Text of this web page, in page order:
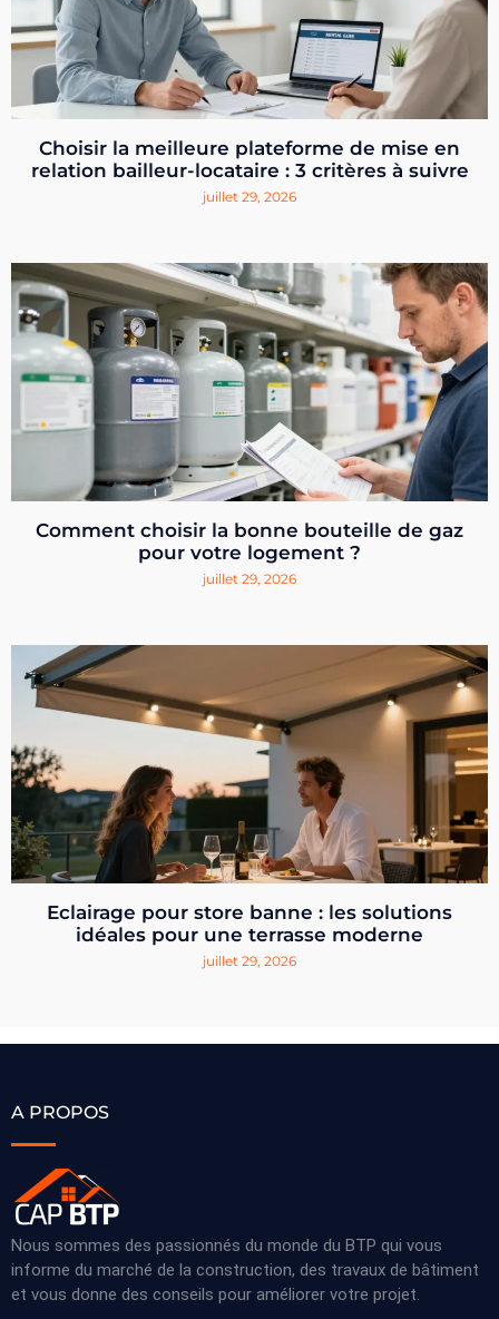
Choisir la meilleure plateforme de mise en
relation bailleur-locataire : 3 critères à suivre
juillet 29, 2026
Comment choisir la bonne bouteille de gaz
pour votre logement ?
juillet 29, 2026
Eclairage pour store banne : les solutions
idéales pour une terrasse moderne
juillet 29, 2026
A PROPOS
Nous sommes des passionnés du monde du BTP qui vous
informe du marché de la construction, des travaux de bâtiment
et vous donne des conseils pour améliorer votre projet.